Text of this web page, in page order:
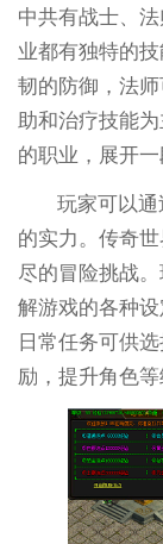
中共有战士、
业都有独特的
韧的防御，法
助和治疗技能
的职业，展开一
玩家可以
的实力。传奇
尽的冒险挑战
解游戏的各种
日常任务可供
励，提升角色等